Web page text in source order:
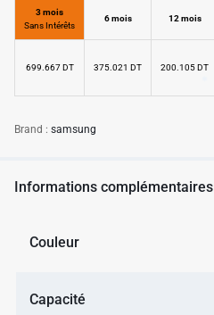
3 mois
Sans Intérêts
6 mois 12 mois
699.667 DT 375.021 DT 200.105 DT
Brand : samsung
Informations complémentaires
Couleur
Capacité
✱